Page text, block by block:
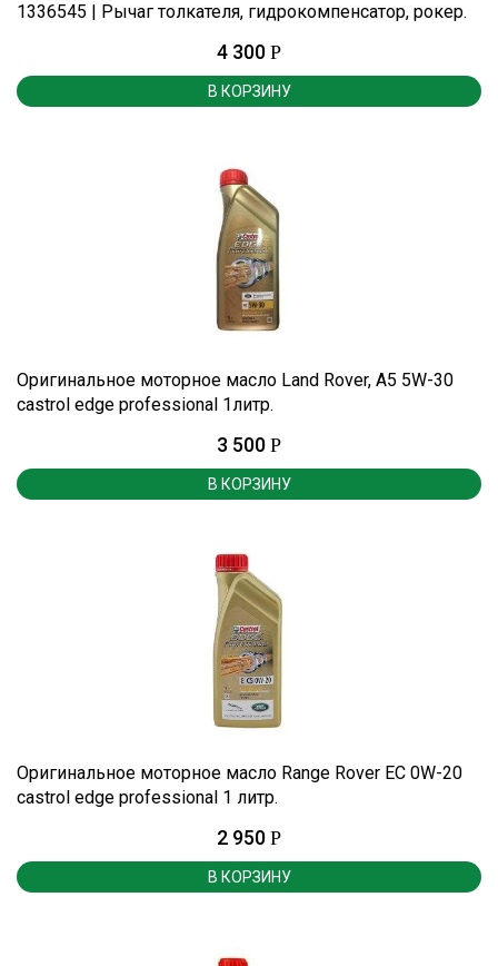
1336545 | Рычаг толкателя, гидрокомпенсатор, рокер.
4 300 Р
В КОРЗИНУ
Оригинальное моторное масло Land Rover, A5 5W-30
castrol edge professional 1литр.
3 500 Р
В КОРЗИНУ
Оригинальное моторное масло Range Rover EC 0W-20
castrol edge professional 1 литр.
2 950 Р
В КОРЗИНУ